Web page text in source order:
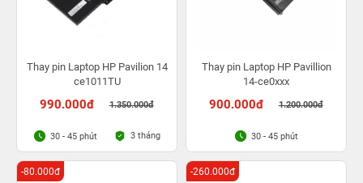
Thay pin Laptop HP Pavilion 14
ce1011TU
990.000đ 1.350.000đ
30 - 45 phút 3 tháng
Thay pin Laptop HP Pavillion
14-ce0xxx
900.000đ 1.200.000đ
30 - 45 phút
-80.000đ -260.000đ